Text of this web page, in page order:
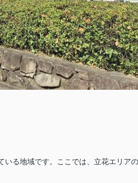
いる地域です。ここでは、立花エリアの